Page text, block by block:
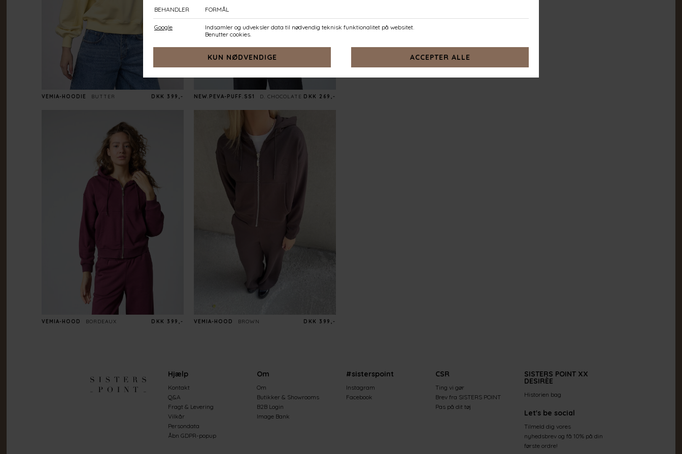
VEMIA-HOODIE BUTTER DKK 399,- NEW.PEVA-PUFF.SS1 D. CHOCOLATE DKK 269,-
VEMIA-HOOD BORDEAUX DKK 399,- VEMIA-HOOD BROWN DKK 399,-
Hjælp
Kontakt
Q&A
Fragt & Levering
Vilkår
Persondata
Åbn GDPR-popup
Om
Om
Butikker & Showrooms
B2B Login
Image Bank
#sisterspoint
Instagram
Facebook
CSR
Ting vi gør
Brev fra SISTERS POINT
Pas på dit tøj
SISTERS POINT XX
DESIRÈE
Historien bag
Let's be social
Tilmeld dig vores
nyhedsbrev og få 10% på din
første ordre!